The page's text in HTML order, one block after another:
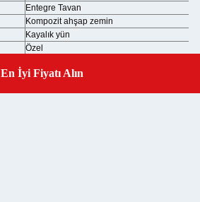
Entegre Tavan
Kompozit ahşap zemin
Kayalık yün
Özel
Işık + Soket + Değiştirici
En İyi Fiyatı AlınGet a Quote